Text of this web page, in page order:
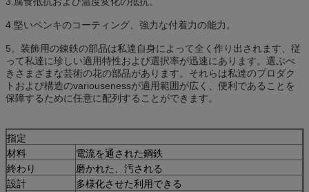
4.堅いペンキのコーティング、強力な付着力の能力。
5。装飾用の錬鉄の部品は私達自身によって全く作り出されます、従
って私達に珍しい適用特性および選択率が迅速にあります。選ぶべ
きさまざまな芸術の花の部品があります。それらは私達のプロダク
トおよび構造のvariousenessが適用範囲が広く、便利であることを
保障するために任意に配列することができます。
指定
材料
電流を通された鋼鉄
終わり
磨かれた、汚される
設計
多様化させた利用できる